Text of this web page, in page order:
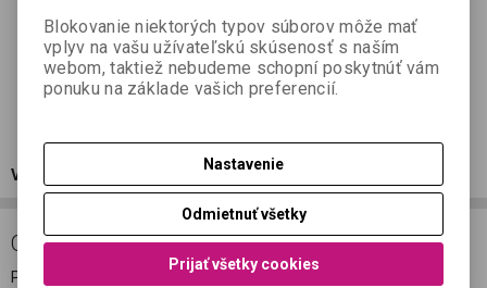
Výpredaj použitých zariadení za neskutočné ceny
ODBER NOVINIEK
Prihláste sa k odberu noviniek
Blokovanie niektorých typov súborov môže mať
vplyv na vašu užívateľskú skúsenosť s naším
webom, taktiež nebudeme schopní poskytnúť vám
ponuku na základe vašich preferencií.
Nastavenie
Odmietnuť všetky
Prijať všetky cookies